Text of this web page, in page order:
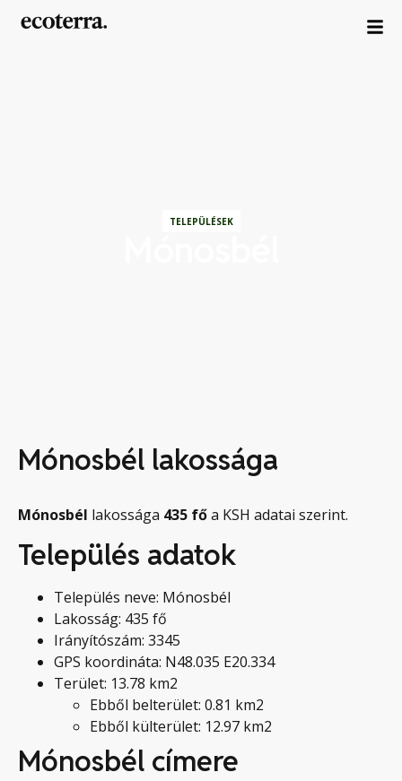
TELEPÜLÉSEK
Mónosbél lakossága
Mónosbél lakossága 435 főa KSH adatai szerint.
Település adatok
Település neve: Mónosbél
Lakosság: 435 fő
Irányítószám: 3345
GPS koordináta: N48.035 E20.334
Terület: 13.78 km2
Ebből belterület: 0.81 km2
Ebből külterület: 12.97 km2
Mónosbél címere